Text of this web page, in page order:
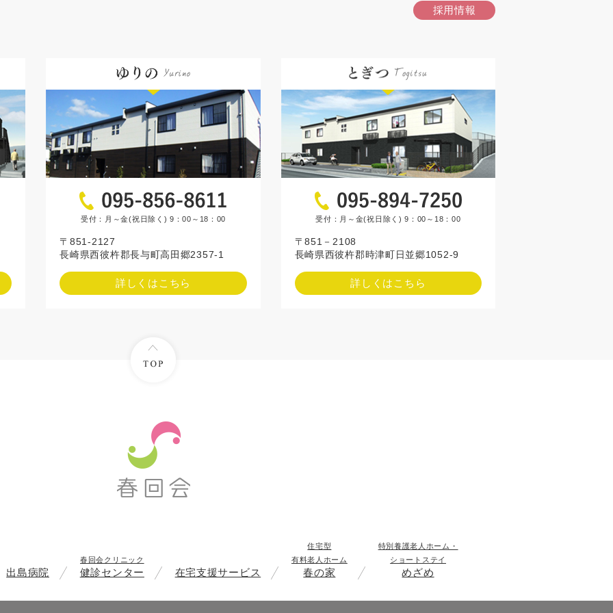
採用情報
受付：月～金(祝日除く) 9：00～18：00
〒851-2127
長崎県西彼杵郡長与町高田郷2357-1
詳しくはこちら
受付：月～金(祝日除く) 9：00～18：00
〒851－2108
長崎県西彼杵郡時津町日並郷1052-9
詳しくはこちら
出島病院
春回会クリニック
健診センター 在宅支援サービス
住宅型
有料老人ホーム
春の家
特別養護老人ホーム・
ショートステイ
めざめ